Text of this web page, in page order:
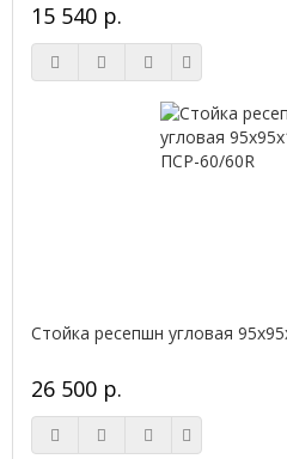
15 540 р.
Стойка ресепшн угловая
26 500 р.